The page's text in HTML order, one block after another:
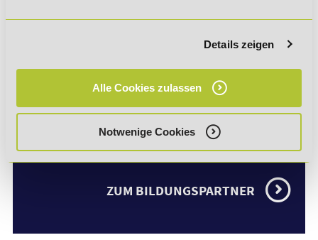
Details zeigen
Alle Cookies zulassen
Notwenige Cookies
Ratenzahlung:
36 Monatsraten à 350,00 € *
ZUM BILDUNGSPARTNER